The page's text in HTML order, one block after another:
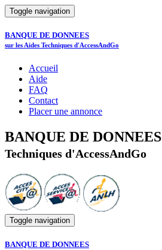
Toggle navigation
BANQUE DE DONNEES
sur les Aides Techniques d'AccessAndGo
Accueil
Aide
FAQ
Contact
Placer une annonce
BANQUE DE DONNEES
Techniques d'AccessAndGo
Toggle navigation
BANQUE DE DONNEES